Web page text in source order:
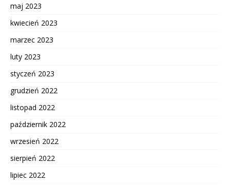
maj 2023
kwiecień 2023
marzec 2023
luty 2023
styczeń 2023
grudzień 2022
listopad 2022
październik 2022
wrzesień 2022
sierpień 2022
lipiec 2022